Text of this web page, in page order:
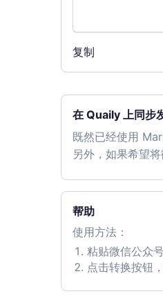
复制
在 Quaily 上同步
既然已经使用
另外，如果希望
帮助
使用方法：
粘贴微信公众
点击转换按钮